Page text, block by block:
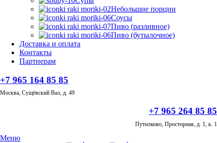
Небольшие порции
Соусы
Пиво (разливное)
Пиво (бутылочное)
Доставка и оплата
Контакты
Партнерам
+7 965 164 85 85
Москва, Сущёвский Вал, д. 49
+7 965 264 85 85
Путилково, Просторная, д. 1, к. 1
Меню